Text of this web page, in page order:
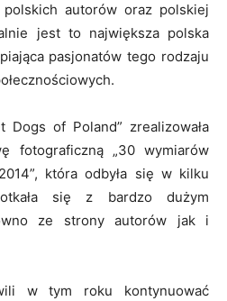
autorów oraz polskiej
jest to największa polska
pasjonatów tego rodzaju
Dogs of Poland” zrealizowała
fotograficzną „30 wymiarów
która odbyła się w kilku
się z bardzo dużym
ze strony autorów jak i
w tym roku kontynuować